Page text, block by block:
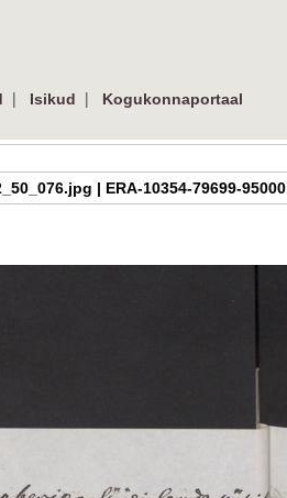
| Isikud |
Kogukonnaportaal
| ERA-10354-79699-95000